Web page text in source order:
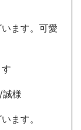
ます。可愛
様
ます。